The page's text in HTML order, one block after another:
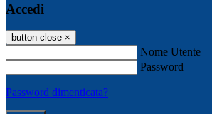
Accedi
button close ×
Nome Utente
Password
Password dimenticata?